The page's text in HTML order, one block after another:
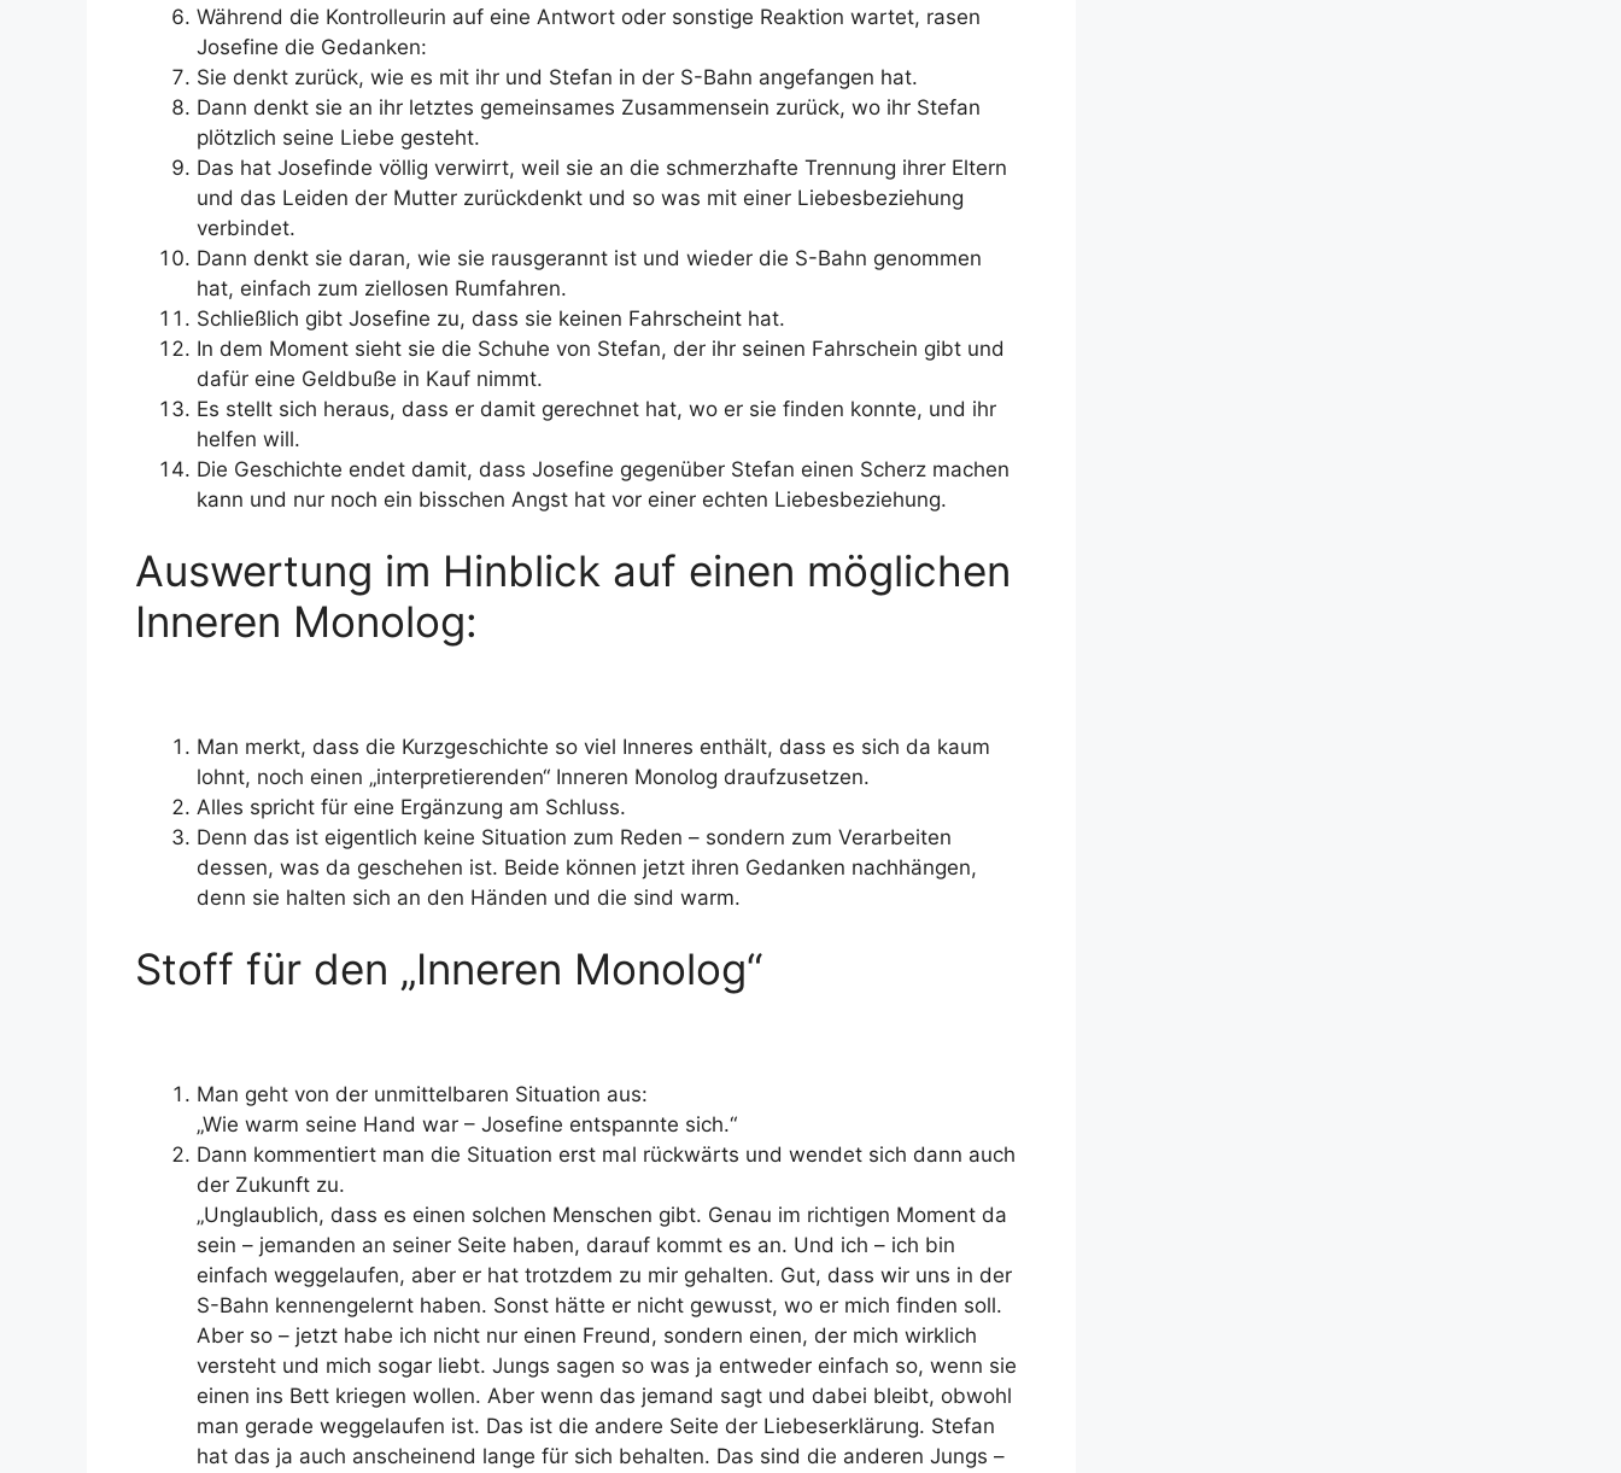
Während die Kontrolleurin auf eine Antwort oder sonstige Reaktion wartet, rasen
Josefine die Gedanken:
Sie denkt zurück, wie es mit ihr und Stefan in der S-Bahn angefangen hat.
Dann denkt sie an ihr letztes gemeinsames Zusammensein zurück, wo ihr Stefan
plötzlich seine Liebe gesteht.
Das hat Josefinde völlig verwirrt, weil sie an die schmerzhafte Trennung ihrer Eltern
und das Leiden der Mutter zurückdenkt und so was mit einer Liebesbeziehung
verbindet.
Dann denkt sie daran, wie sie rausgerannt ist und wieder die S-Bahn genommen
hat, einfach zum ziellosen Rumfahren.
Schließlich gibt Josefine zu, dass sie keinen Fahrscheint hat.
In dem Moment sieht sie die Schuhe von Stefan, der ihr seinen Fahrschein gibt und
dafür eine Geldbuße in Kauf nimmt.
Es stellt sich heraus, dass er damit gerechnet hat, wo er sie finden konnte, und ihr
helfen will.
Die Geschichte endet damit, dass Josefine gegenüber Stefan einen Scherz machen
kann und nur noch ein bisschen Angst hat vor einer echten Liebesbeziehung.
Auswertung im Hinblick auf einen möglichen
Inneren Monolog:
Man merkt, dass die Kurzgeschichte so viel Inneres enthält, dass es sich da kaum
lohnt, noch einen „interpretierenden“ Inneren Monolog draufzusetzen.
Alles spricht für eine Ergänzung am Schluss.
Denn das ist eigentlich keine Situation zum Reden – sondern zum Verarbeiten
dessen, was da geschehen ist. Beide können jetzt ihren Gedanken nachhängen,
denn sie halten sich an den Händen und die sind warm.
Stoff für den „Inneren Monolog“
Man geht von der unmittelbaren Situation aus:
„Wie warm seine Hand war – Josefine entspannte sich.“
Dann kommentiert man die Situation erst mal rückwärts und wendet sich dann auch
der Zukunft zu.
„Unglaublich, dass es einen solchen Menschen gibt. Genau im richtigen Moment da
sein – jemanden an seiner Seite haben, darauf kommt es an. Und ich – ich bin
einfach weggelaufen, aber er hat trotzdem zu mir gehalten. Gut, dass wir uns in der
S-Bahn kennengelernt haben. Sonst hätte er nicht gewusst, wo er mich finden soll.
Aber so – jetzt habe ich nicht nur einen Freund, sondern einen, der mich wirklich
versteht und mich sogar liebt. Jungs sagen so was ja entweder einfach so, wenn sie
einen ins Bett kriegen wollen. Aber wenn das jemand sagt und dabei bleibt, obwohl
man gerade weggelaufen ist. Das ist die andere Seite der Liebeserklärung. Stefan
hat das ja auch anscheinend lange für sich behalten. Das sind die anderen Jungs –